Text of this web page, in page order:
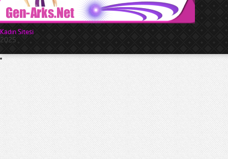
Kadın Sitesi
2025